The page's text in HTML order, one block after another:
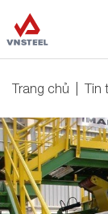
Trang chủ Tin